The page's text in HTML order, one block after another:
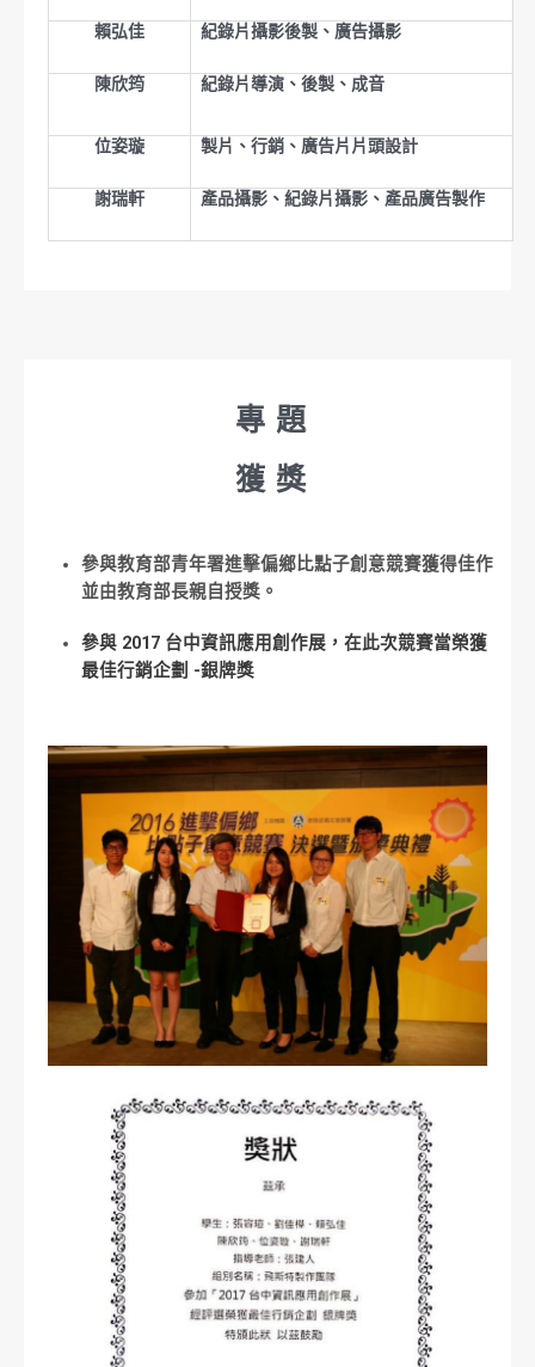
賴弘佳 紀錄片攝影後製、廣告攝影
陳欣筠 紀錄片導演、後製、成音
位姿璇 製片、行銷、廣告片片頭設計
謝瑞軒 產品攝影、紀錄片攝影、產品廣告製作
專題
獲獎
參與教育部青年署進擊偏鄉比點子創意競賽獲得佳作
並由教育部長親自授獎。
參與 2017 台中資訊應用創作展，在此次競賽當榮獲
最佳行銷企劃 -銀牌獎